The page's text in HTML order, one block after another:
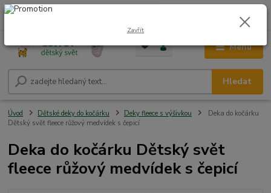
Menu
Hledat
+420 604 278 943 0,00 Kč
Úvod Dětské deky do kočárku Deky fleece s výšivkou
Deka do kočárku
Dětský svět fleece růžový medvídek s čepicí
Deka do kočárku Dětský svět
fleece růžový medvídek s čepicí
Zavřít